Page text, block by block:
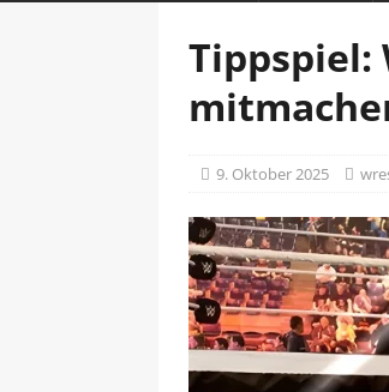
Tippspiel:
9. Oktober 2025